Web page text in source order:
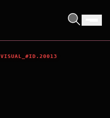
VISUAL_#ID.20013